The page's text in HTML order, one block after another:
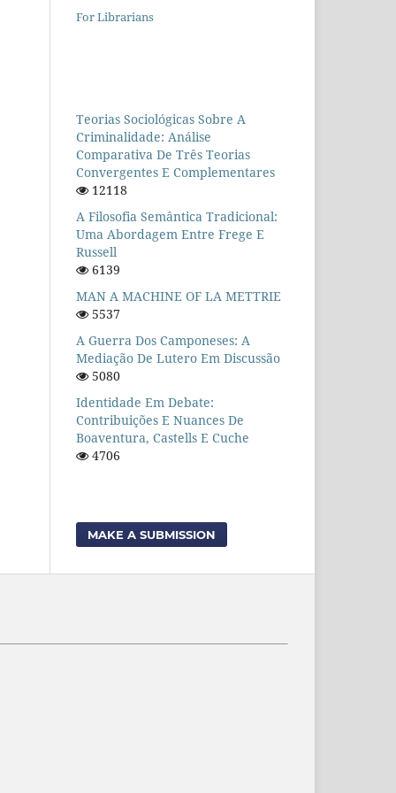
For Librarians
Teorias Sociológicas Sobre A
Criminalidade: Análise
Comparativa De Três Teorias
Convergentes E Complementares
12118
A Filosofia Semântica Tradicional:
Uma Abordagem Entre Frege E
Russell
6139
MAN A MACHINE OF LA METTRIE
5537
A Guerra Dos Camponeses: A
Mediação De Lutero Em Discussão
5080
Identidade Em Debate:
Contribuições E Nuances De
Boaventura, Castells E Cuche
4706
MAKE A SUBMISSION